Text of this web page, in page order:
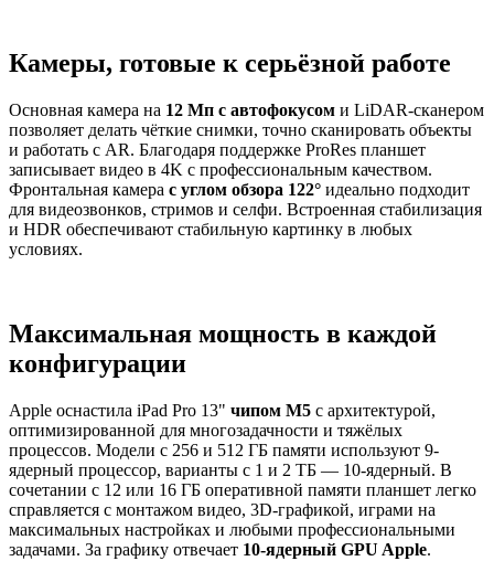
Камеры, готовые к серьёзной работе
Основная камера на 12 Мп с автофокусом и LiDAR-сканером
позволяет делать чёткие снимки, точно сканировать объекты
и работать с AR. Благодаря поддержке ProRes планшет
записывает видео в 4K с профессиональным качеством.
Фронтальная камера с углом обзора 122° идеально подходит
для видеозвонков, стримов и селфи. Встроенная стабилизация
и HDR обеспечивают стабильную картинку в любых
условиях.
Максимальная мощность в каждой
конфигурации
Apple оснастила iPad Pro 13" чипом M5 с архитектурой,
оптимизированной для многозадачности и тяжёлых
процессов. Модели с 256 и 512 ГБ памяти используют 9-
ядерный процессор, варианты с 1 и 2 ТБ — 10-ядерный. В
сочетании с 12 или 16 ГБ оперативной памяти планшет легко
справляется с монтажом видео, 3D-графикой, играми на
максимальных настройках и любыми профессиональными
задачами. За графику отвечает 10-ядерный GPU Apple.